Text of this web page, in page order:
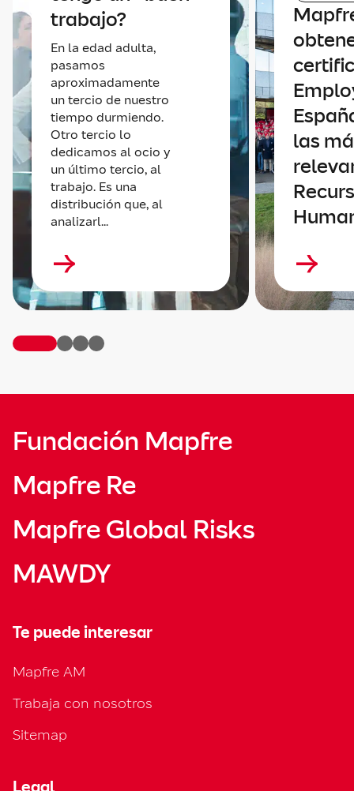
trabajo?
En la edad adulta,
pasamos
aproximadamente
un tercio de nuestro
tiempo durmiendo.
Otro tercio lo
dedicamos al ocio y
un último tercio, al
trabajo. Es una
distribución que, al
analizarl...
las
Fundación Mapfre
Mapfre Re
Mapfre Global Risks
MAWDY
Te puede interesar
Mapfre AM
Trabaja con nosotros
Sitemap